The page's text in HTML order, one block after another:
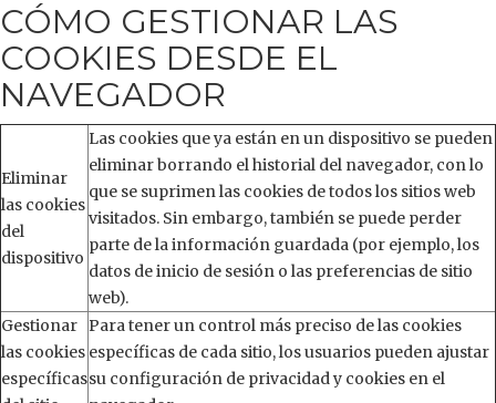
CÓMO GESTIONAR LAS
COOKIES DESDE EL
NAVEGADOR
Eliminar
las cookies
del
dispositivo
Las cookies que ya están en un dispositivo se pueden
eliminar borrando el historial del navegador, con lo
que se suprimen las cookies de todos los sitios web
visitados. Sin embargo, también se puede perder
parte de la información guardada (por ejemplo, los
datos de inicio de sesión o las preferencias de sitio
web).
Gestionar
las cookies
específicas
Para tener un control más preciso de las cookies
específicas de cada sitio, los usuarios pueden ajustar
su configuración de privacidad y cookies en el